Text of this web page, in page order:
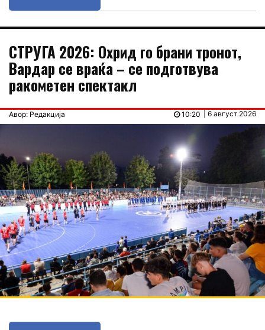
СТРУГА 2026: Охрид го брани тронот,
Вардар се враќа – се подготвува
ракометен спектакл
Авор: Редакција | 6 август 2026
10:20